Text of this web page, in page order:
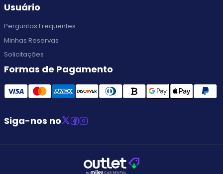
Usuário
Perguntas Frequentes
Minhas Reservas
Solicitações
Formas de Pagamento
Siga-nos no